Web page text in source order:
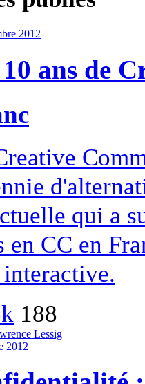
2012
ans de
qui a
en CC en
188
Lessig
2012